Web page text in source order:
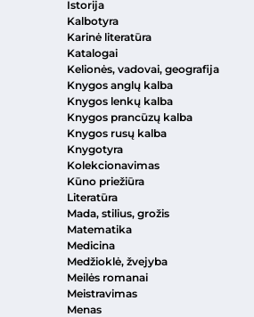
Istorija
Kalbotyra
Karinė literatūra
Katalogai
Kelionės, vadovai, geografija
Knygos anglų kalba
Knygos lenkų kalba
Knygos prancūzų kalba
Knygos rusų kalba
Knygotyra
Kolekcionavimas
Kūno priežiūra
Literatūra
Mada, stilius, grožis
Matematika
Medicina
Medžioklė, žvejyba
Meilės romanai
Meistravimas
Menas